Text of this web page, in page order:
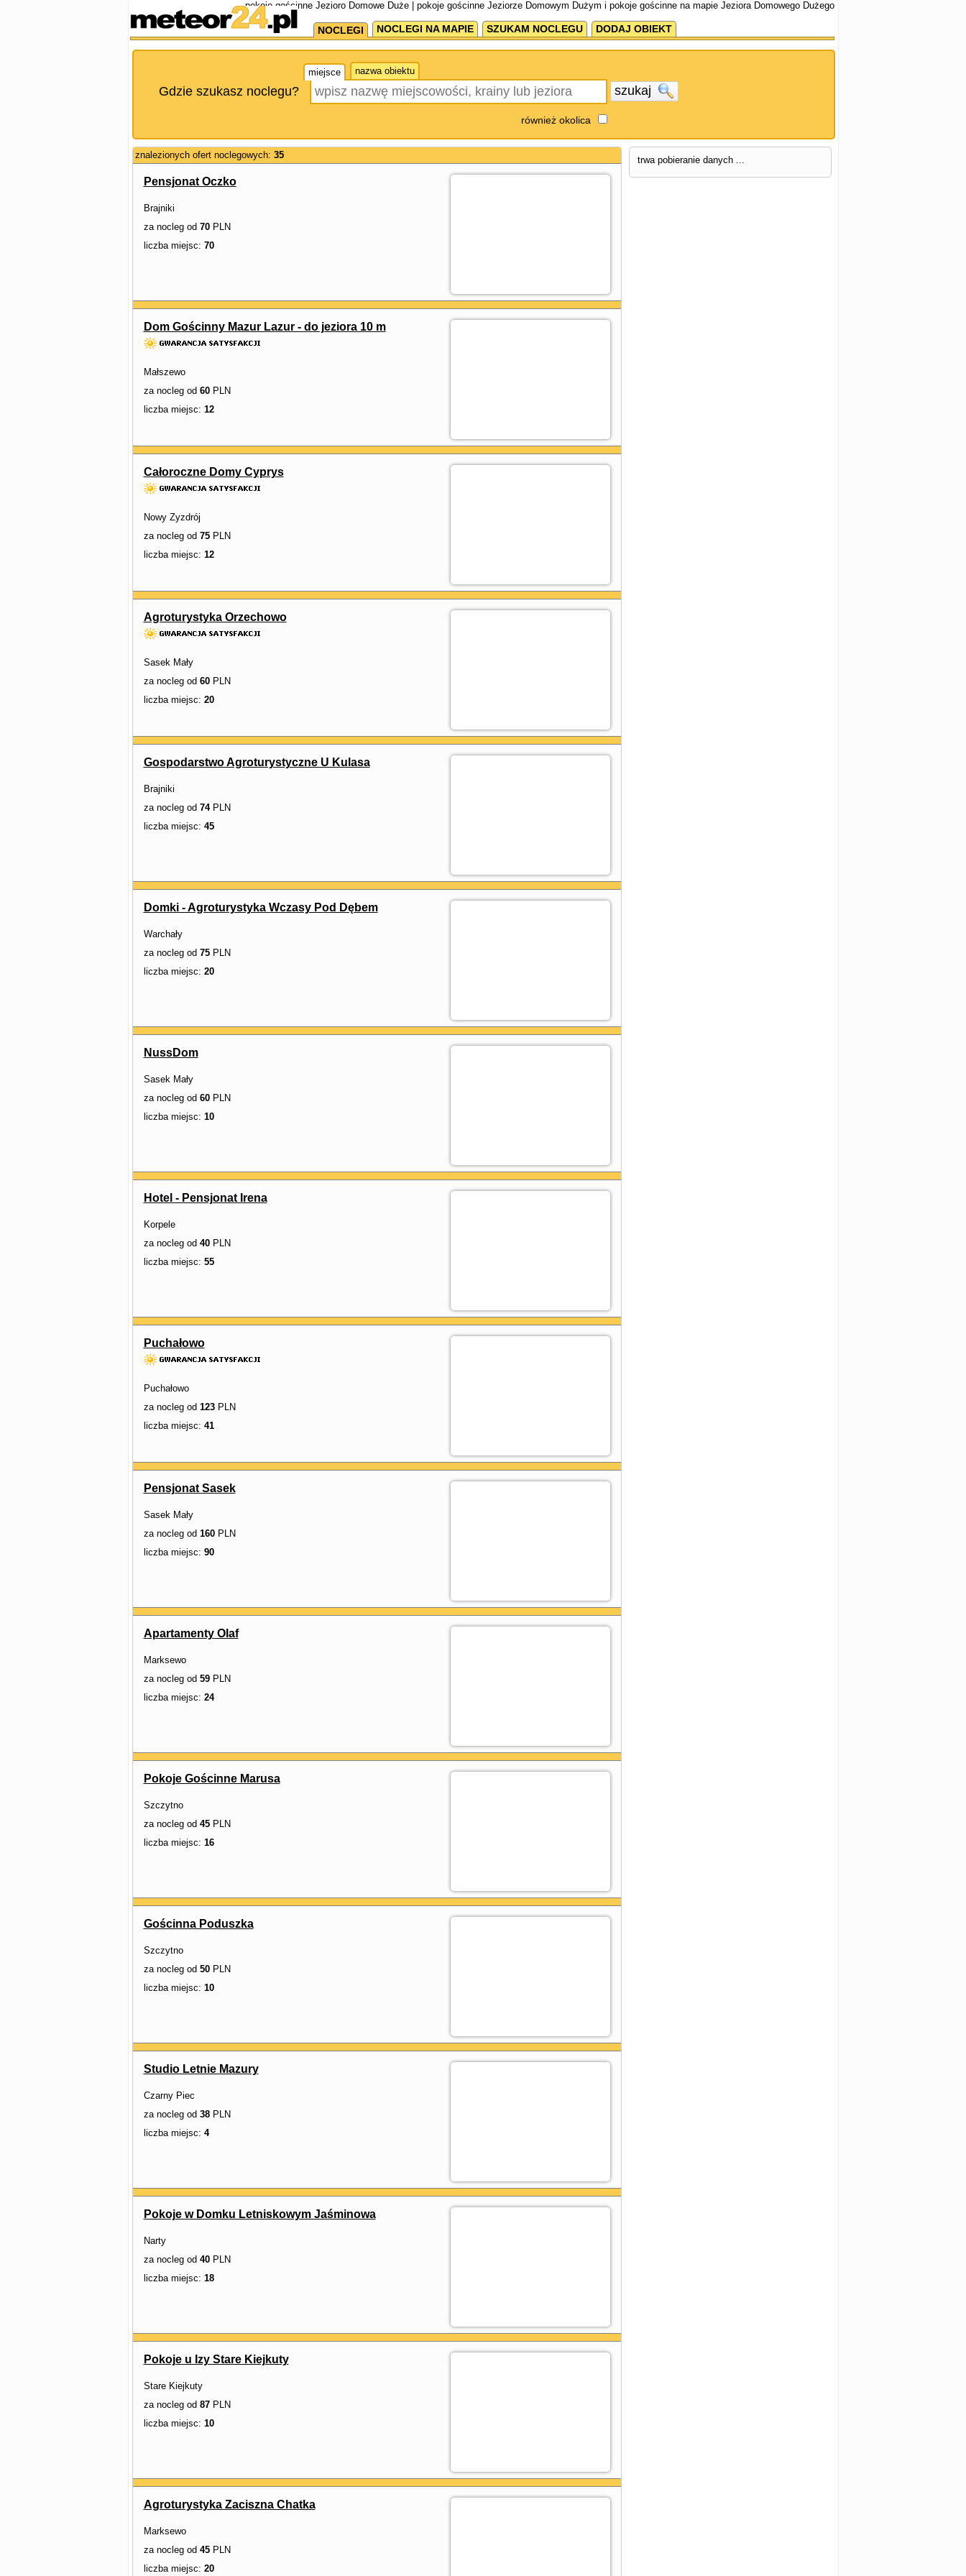
pokoje gościnne Jezioro Domowe Duże | pokoje gościnne Jeziorze Domowym Dużym i pokoje gościnne na mapie Jeziora Domowego Dużego
NOCLEGI NOCLEGI NA MAPIE SZUKAM NOCLEGU DODAJ OBIEKT
miejsce nazwa obiektu
Gdzie szukasz noclegu? szukaj
również okolica
znalezionych ofert noclegowych: 35
Pensjonat Oczko
Brajniki
za nocleg od 70PLN
liczba miejsc: 70
Dom Gościnny Mazur Lazur - do jeziora 10 m
Małszewo
za nocleg od 60PLN
liczba miejsc: 12
Całoroczne Domy Cyprys
Nowy Zyzdrój
za nocleg od 75PLN
liczba miejsc: 12
Agroturystyka Orzechowo
Sasek Mały
za nocleg od 60PLN
liczba miejsc: 20
Gospodarstwo Agroturystyczne U Kulasa
Brajniki
za nocleg od 74PLN
liczba miejsc: 45
Domki - Agroturystyka Wczasy Pod Dębem
Warchały
za nocleg od 75PLN
liczba miejsc: 20
NussDom
Sasek Mały
za nocleg od 60PLN
liczba miejsc: 10
Hotel - Pensjonat Irena
Korpele
za nocleg od 40PLN
liczba miejsc: 55
Puchałowo
Puchałowo
za nocleg od 123PLN
liczba miejsc: 41
Pensjonat Sasek
Sasek Mały
za nocleg od 160PLN
liczba miejsc: 90
Apartamenty Olaf
Marksewo
za nocleg od 59PLN
liczba miejsc: 24
Pokoje Gościnne Marusa
Szczytno
za nocleg od 45PLN
liczba miejsc: 16
Gościnna Poduszka
Szczytno
za nocleg od 50PLN
liczba miejsc: 10
Studio Letnie Mazury
Czarny Piec
za nocleg od 38PLN
liczba miejsc: 4
Pokoje w Domku Letniskowym Jaśminowa
Narty
za nocleg od 40PLN
liczba miejsc: 18
Pokoje u Izy Stare Kiejkuty
Stare Kiejkuty
za nocleg od 87PLN
liczba miejsc: 10
Agroturystyka Zaciszna Chatka
Marksewo
za nocleg od 45PLN
liczba miejsc: 20
trwa pobieranie danych ...